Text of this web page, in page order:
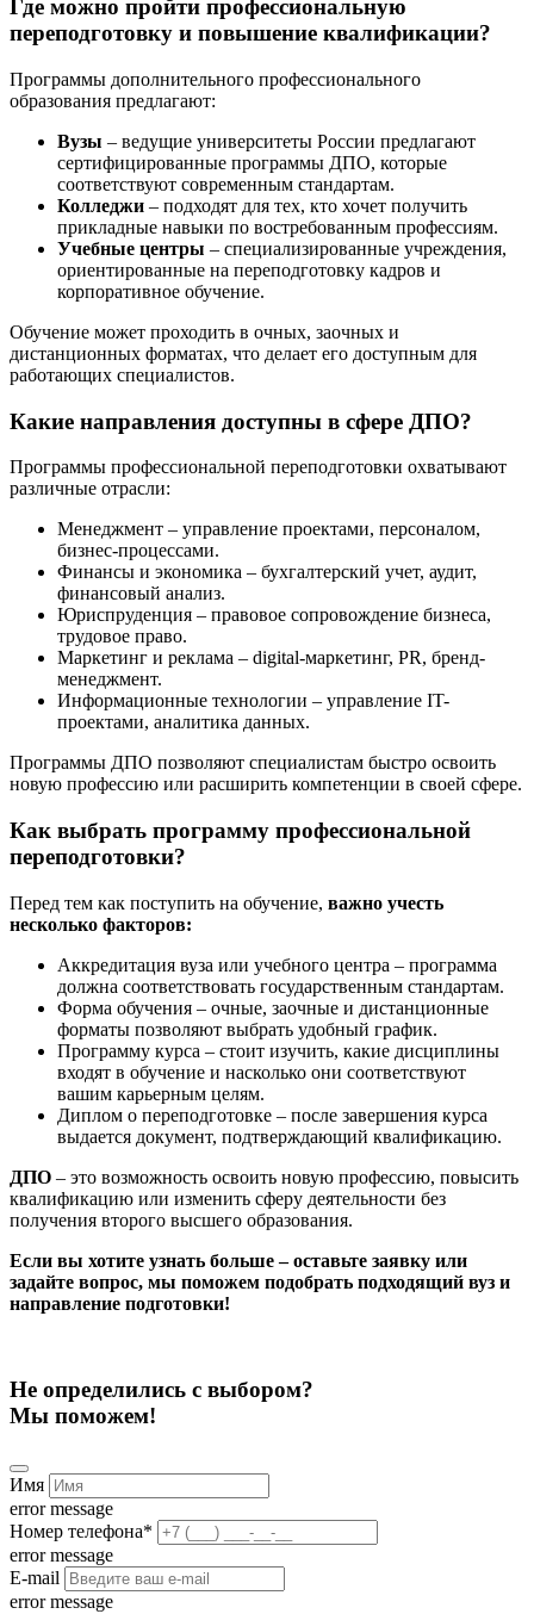
Где можно пройти профессиональную
переподготовку и повышение квалификации?
Программы дополнительного профессионального
образования предлагают:
Вузы – ведущие университеты России предлагают
сертифицированные программы ДПО, которые
соответствуют современным стандартам.
Колледжи – подходят для тех, кто хочет получить
прикладные навыки по востребованным профессиям.
Учебные центры – специализированные учреждения,
ориентированные на переподготовку кадров и
корпоративное обучение.
Обучение может проходить в очных, заочных и
дистанционных форматах, что делает его доступным для
работающих специалистов.
Какие направления доступны в сфере ДПО?
Программы профессиональной переподготовки охватывают
различные отрасли:
Менеджмент – управление проектами, персоналом,
бизнес-процессами.
Финансы и экономика – бухгалтерский учет, аудит,
финансовый анализ.
Юриспруденция – правовое сопровождение бизнеса,
трудовое право.
Маркетинг и реклама – digital-маркетинг, PR, бренд-
менеджмент.
Информационные технологии – управление IT-
проектами, аналитика данных.
Программы ДПО позволяют специалистам быстро освоить
новую профессию или расширить компетенции в своей сфере.
Как выбрать программу профессиональной
переподготовки?
Перед тем как поступить на обучение, важно учесть
несколько факторов:
Аккредитация вуза или учебного центра – программа
должна соответствовать государственным стандартам.
Форма обучения – очные, заочные и дистанционные
форматы позволяют выбрать удобный график.
Программу курса – стоит изучить, какие дисциплины
входят в обучение и насколько они соответствуют
вашим карьерным целям.
Диплом о переподготовке – после завершения курса
выдается документ, подтверждающий квалификацию.
ДПО – это возможность освоить новую профессию, повысить
квалификацию или изменить сферу деятельности без
получения второго высшего образования.
Если вы хотите узнать больше – оставьте заявку или
задайте вопрос, мы поможем подобрать подходящий вуз и
направление подготовки!
Не определились с выбором?
Мы поможем!
Имя
error message
Номер телефона*
error message
E-mail
error message